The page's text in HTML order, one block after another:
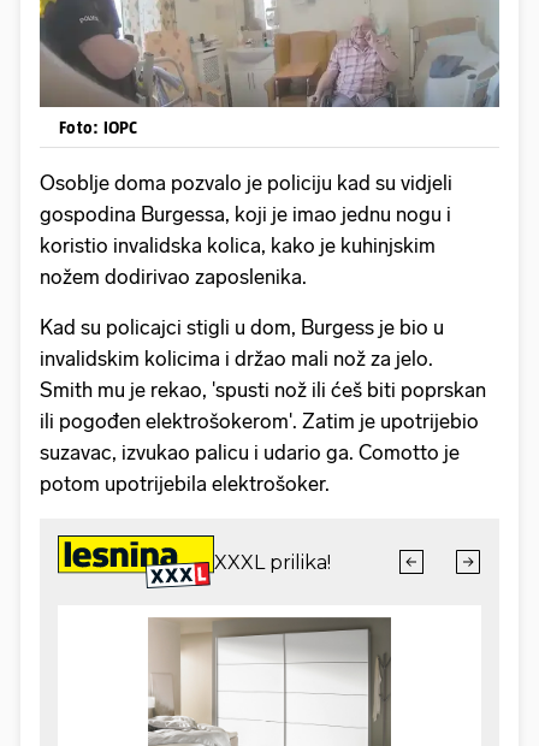
Foto: IOPC
Osoblje doma pozvalo je policiju kad su vidjeli
gospodina Burgessa, koji je imao jednu nogu i
koristio invalidska kolica, kako je kuhinjskim
nožem dodirivao zaposlenika.
Kad su policajci stigli u dom, Burgess je bio u
invalidskim kolicima i držao mali nož za jelo.
Smith mu je rekao, 'spusti nož ili ćeš biti poprskan
ili pogođen elektrošokerom'. Zatim je upotrijebio
suzavac, izvukao palicu i udario ga. Comotto je
potom upotrijebila elektrošoker.